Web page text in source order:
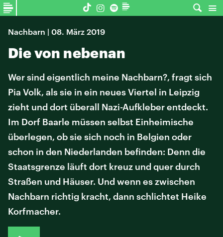
Nachbarn | 08. März 2019
Die von nebenan
Wer sind eigentlich meine Nachbarn?, fragt sich
Pia Volk, als sie in ein neues Viertel in Leipzig
zieht und dort überall Nazi-Aufkleber entdeckt.
Im Dorf Baarle müssen selbst Einheimische
überlegen, ob sie sich noch in Belgien oder
schon in den Niederlanden befinden: Denn die
Staatsgrenze läuft dort kreuz und quer durch
Straßen und Häuser. Und wenn es zwischen
Nachbarn richtig kracht, dann schlichtet Heike
Korfmacher.